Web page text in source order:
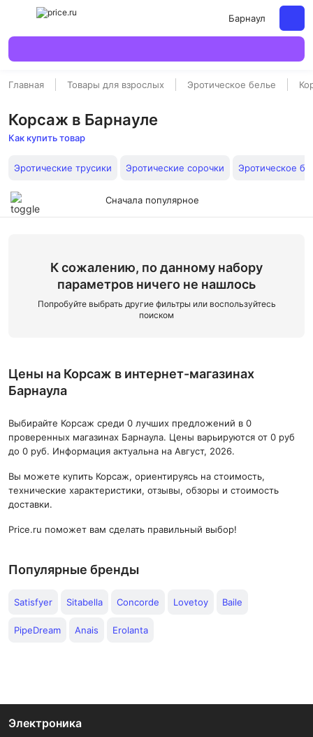
Барнаул
Главная Товары для взрослых Эротическое белье
Корсаж в Барнауле
Как купить товар
Эротические трусики Эротические сорочки Эротическое
Сначала популярное
К сожалению, по данному набору
параметров ничего не нашлось
Попробуйте выбрать другие фильтры или воспользуйтесь
поиском
Цены на Корсаж в интернет-магазинах
Барнаула
Выбирайте Корсаж среди 0 лучших предложений в 0
проверенных магазинах Барнаула. Цены варьируются от 0 руб
до 0 руб. Информация актуальна на Август, 2026.
Вы можете купить Корсаж, ориентируясь на стоимость,
технические характеристики, отзывы, обзоры и стоимость
доставки.
Price.ru поможет вам сделать правильный выбор!
Популярные бренды
Satisfyer Sitabella Concorde Lovetoy Baile
PipeDream Anais Erolanta
Электроника